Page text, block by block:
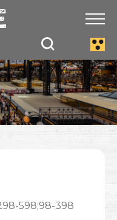
598;98-398